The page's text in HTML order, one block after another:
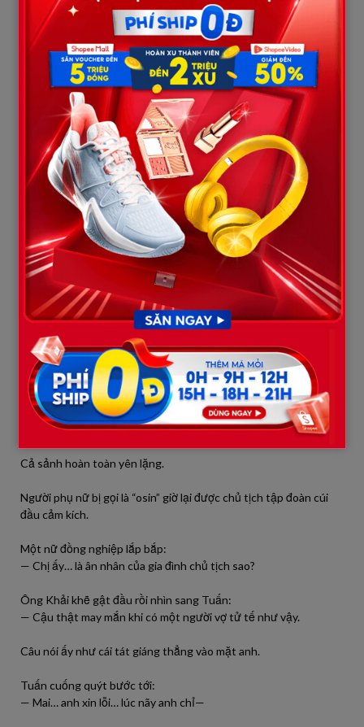
Cả nhóm lập tức im bặt.
Anh Tuấn ngơ ngác:
— Dạ… chủ tịch quen cô ấy sao?
Ông Khải không trả lời. Ông tiến thêm một bước, ánh mắt đầy
kinh ngạc:
— Trời đất… đúng là cô rồi! Người từng cứu con gái tôi năm đó…
Mọi người nhìn nhau khó hiểu.
Ông Khải quay sang cả hội trường:
— Mười hai năm trước, con gái tôi bị tai nạn trên cao tốc. Lúc đó
rất nhiều người đứng nhìn nhưng không ai dám đưa con bé đi
viện vì sợ liên lụy. Chỉ có một cô gái trẻ bế nó chạy giữa trời mưa
để gọi taxi cấp cứu.
Ông nghẹn giọng:
— Cô gái đó là cô Mai.
Anh Tuấn tái mặt.
Ông Khải nói tiếp:
— Sau này tôi tìm được cô ấy để cảm ơn, nhưng cô từ chối nhận
tiền. Tôi chưa từng quên ân tình đó.
Cả sảnh hoàn toàn yên lặng.
Người phụ nữ bị gọi là “osin” giờ lại được chủ tịch tập đoàn cúi
đầu cảm kích.
Một nữ đồng nghiệp lắp bắp:
— Chị ấy… là ân nhân của gia đình chủ tịch sao?
Ông Khải khẽ gật đầu rồi nhìn sang Tuấn:
— Cậu thật may mắn khi có một người vợ tử tế như vậy.
Câu nói ấy như cái tát giáng thẳng vào mặt anh.
Tuấn cuống quýt bước tới:
— Mai… anh xin lỗi… lúc nãy anh chỉ—